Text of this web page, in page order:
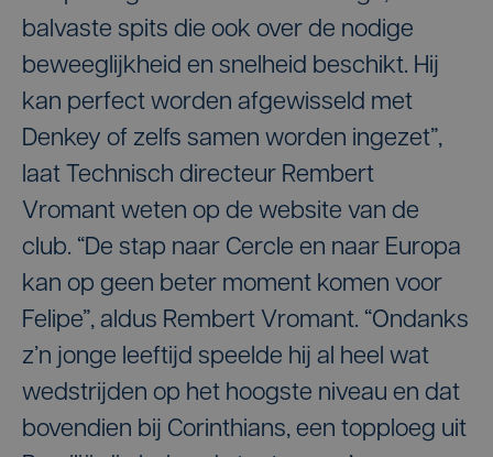
balvaste spits die ook over de nodige
beweeglijkheid en snelheid beschikt. Hij
kan perfect worden afgewisseld met
Denkey of zelfs samen worden ingezet”,
laat Technisch directeur Rembert
Vromant weten op de website van de
club. “De stap naar Cercle en naar Europa
kan op geen beter moment komen voor
Felipe”, aldus Rembert Vromant. “Ondanks
z’n jonge leeftijd speelde hij al heel wat
wedstrijden op het hoogste niveau en dat
bovendien bij Corinthians, een topploeg uit